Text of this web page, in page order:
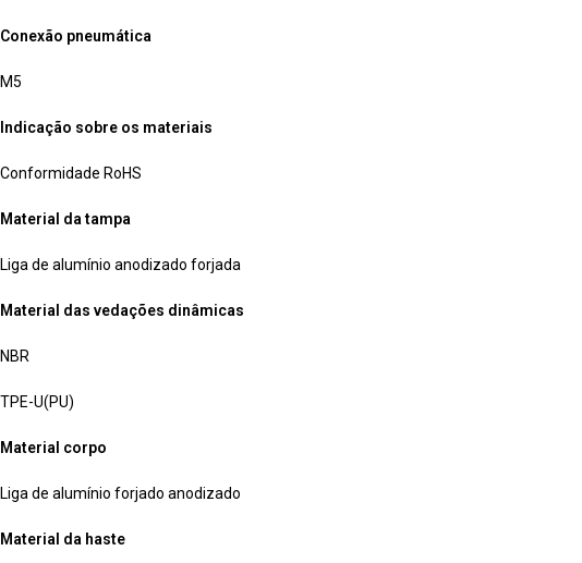
Conexão pneumática
M5
Indicação sobre os materiais
Conformidade RoHS
Material da tampa
Liga de alumínio anodizado forjada
Material das vedações dinâmicas
NBR
TPE-U(PU)
Material corpo
Liga de alumínio forjado anodizado
Material da haste